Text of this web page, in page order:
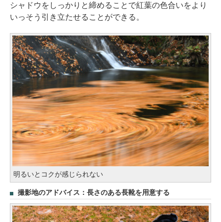
シャドウをしっかりと締めることで紅葉の色合いをより
いっそう引き立たせることができる。
明るいとコクが感じられない
撮影地のアドバイス：長さのある長靴を用意する